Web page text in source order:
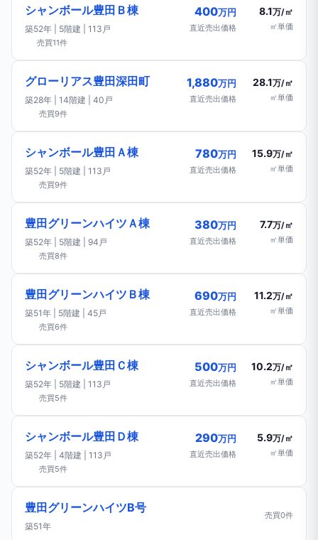
シャンボール豊田Ｂ棟
築52年 | 5階建 | 113戸
400万円
直近売出価格
8.1万/㎡
㎡単価
売買11件
グローリアス豊田深田町
築28年 | 14階建 | 40戸
1,880万円
直近売出価格
28.1万/㎡
㎡単価
売買9件
シャンボール豊田Ａ棟
築52年 | 5階建 | 113戸
780万円
直近売出価格
15.9万/㎡
㎡単価
売買9件
豊田グリーンハイツＡ棟
築52年 | 5階建 | 94戸
380万円
直近売出価格
7.7万/㎡
㎡単価
売買8件
豊田グリーンハイツＢ棟
築51年 | 5階建 | 45戸
690万円
直近売出価格
11.2万/㎡
㎡単価
売買6件
シャンボール豊田Ｃ棟
築52年 | 5階建 | 113戸
500万円
直近売出価格
10.2万/㎡
㎡単価
売買5件
シャンボール豊田Ｄ棟
築52年 | 4階建 | 113戸
290万円
直近売出価格
5.9万/㎡
㎡単価
売買5件
豊田グリーンハイツB号
築51年
売買0件